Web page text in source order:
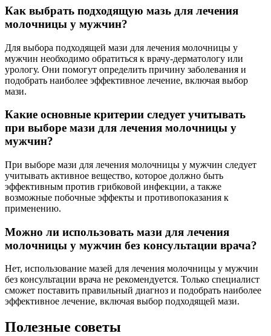
Как выбрать подходящую мазь для лечения
молочницы у мужчин?
Для выбора подходящей мази для лечения молочницы у
мужчин необходимо обратиться к врачу-дерматологу или
урологу. Они помогут определить причину заболевания и
подобрать наиболее эффективное лечение, включая выбор
мази.
Какие основные критерии следует учитывать
при выборе мази для лечения молочницы у
мужчин?
При выборе мази для лечения молочницы у мужчин следует
учитывать активное вещество, которое должно быть
эффективным против грибковой инфекции, а также
возможные побочные эффекты и противопоказания к
применению.
Можно ли использовать мази для лечения
молочницы у мужчин без консультации врача?
Нет, использование мазей для лечения молочницы у мужчин
без консультации врача не рекомендуется. Только специалист
сможет поставить правильный диагноз и подобрать наиболее
эффективное лечение, включая выбор подходящей мази.
Полезные советы